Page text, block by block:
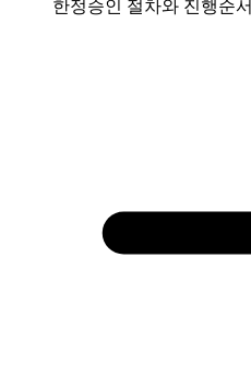
한정승인 절차와 진행순서